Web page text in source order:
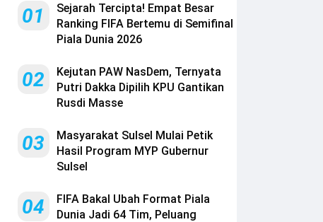
01
Sejarah Tercipta! Empat Besar
Ranking FIFA Bertemu di Semifinal
Piala Dunia 2026
02
Kejutan PAW NasDem, Ternyata
Putri Dakka Dipilih KPU Gantikan
Rusdi Masse
03
Masyarakat Sulsel Mulai Petik
Hasil Program MYP Gubernur
Sulsel
04
FIFA Bakal Ubah Format Piala
Dunia Jadi 64 Tim, Peluang